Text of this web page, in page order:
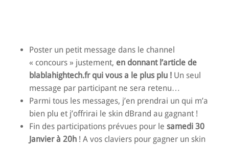
Poster un petit message dans le channel
« concours » justement, en donnant l’article de
blablahightech.fr qui vous a le plus plu !Un seul
message par participant ne sera retenu…
Parmi tous les messages, j’en prendrai un qui m’a
bien plu et j’offrirai le skin dBrand au gagnant !
Fin des participations prévues pour le samedi 30
Janvier à 20h! A vos claviers pour gagner un skin